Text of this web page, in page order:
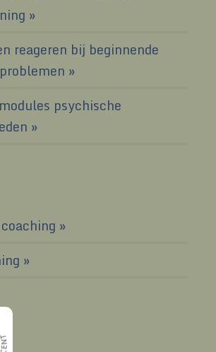
reageren bij beginnende
psychische